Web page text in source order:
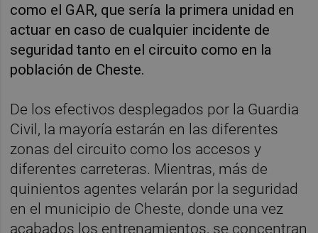
como el GAR, que sería la primera unidad en
actuar en caso de cualquier incidente de
seguridad tanto en el circuito como en la
población de Cheste.
De los efectivos desplegados por la Guardia
Civil, la mayoría estarán en las diferentes
zonas del circuito como los accesos y
diferentes carreteras. Mientras, más de
quinientos agentes velarán por la seguridad
en el municipio de Cheste, donde una vez
acabados los entrenamientos, se concentran